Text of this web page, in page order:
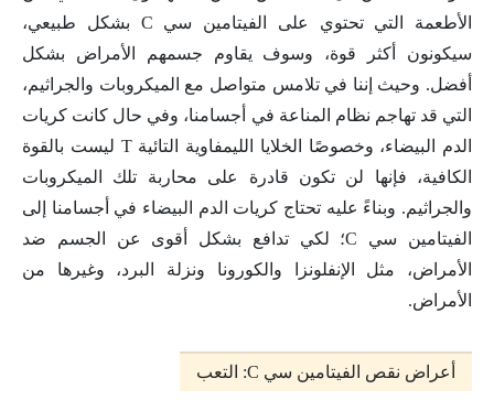
الأطعمة التي تحتوي على الفيتامين سي C بشكل طبيعي،
سيكونون أكثر قوة، وسوف يقاوم جسمهم الأمراض بشكل
أفضل. وحيث إننا في تلامس متواصل مع الميكروبات والجراثيم،
التي قد تهاجم نظام المناعة في أجسامنا، وفي حال كانت كريات
الدم البيضاء، وخصوصًا الخلايا الليمفاوية التائية T ليست بالقوة
الكافية، فإنها لن تكون قادرة على محاربة تلك الميكروبات
والجراثيم. وبناءً عليه تحتاج كريات الدم البيضاء في أجسامنا إلى
الفيتامين سي C؛ لكي تدافع بشكل أقوى عن الجسم ضد
الأمراض، مثل الإنفلونزا والكورونا ونزلة البرد، وغيرها من
الأمراض.
أعراض نقص الفيتامين سي C: التعب